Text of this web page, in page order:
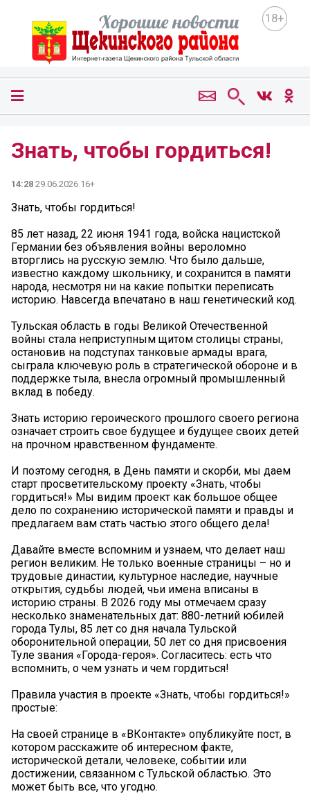
18+
Знать, чтобы гордиться!
14:28 29.06.2026 16+
Знать, чтобы гордиться!
85 лет назад, 22 июня 1941 года, войска нацистской
Германии без объявления войны вероломно
вторглись на русскую землю. Что было дальше,
известно каждому школьнику, и сохранится в памяти
народа, несмотря ни на какие попытки переписать
историю. Навсегда впечатано в наш генетический код.
Тульская область в годы Великой Отечественной
войны стала неприступным щитом столицы страны,
остановив на подступах танковые армады врага,
сыграла ключевую роль в стратегической обороне и в
поддержке тыла, внесла огромный промышленный
вклад в победу.
Знать историю героического прошлого своего региона
означает строить свое будущее и будущее своих детей
на прочном нравственном фундаменте.
И поэтому сегодня, в День памяти и скорби, мы даем
старт просветительскому проекту «Знать, чтобы
гордиться!» Мы видим проект как большое общее
дело по сохранению исторической памяти и правды и
предлагаем вам стать частью этого общего дела!
Давайте вместе вспомним и узнаем, что делает наш
регион великим. Не только военные страницы – но и
трудовые династии, культурное наследие, научные
открытия, судьбы людей, чьи имена вписаны в
историю страны. В 2026 году мы отмечаем сразу
несколько знаменательных дат: 880-летний юбилей
города Тулы, 85 лет со дня начала Тульской
оборонительной операции, 50 лет со дня присвоения
Туле звания «Города-героя». Согласитесь: есть что
вспомнить, о чем узнать и чем гордиться!
Правила участия в проекте «Знать, чтобы гордиться!»
простые:
На своей странице в «ВКонтакте» опубликуйте пост, в
котором расскажите об интересном факте,
исторической детали, человеке, событии или
достижении, связанном с Тульской областью. Это
может быть все, что угодно.